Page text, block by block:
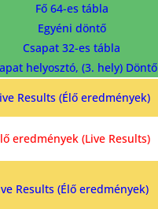
Fő 64-es tábla
Egyéni döntő
Csapat 32-es tábla
helyosztó, (3. hely) Döntő
Results (Élő eredmények)
eredmények (Live Results)
Results (Élő eredmények)